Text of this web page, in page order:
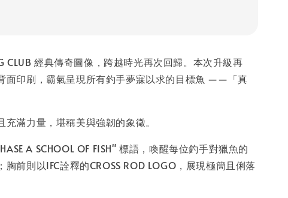
CLUB 經典傳奇圖像，跨越時光再次回歸。本次升級再
面印刷，霸氣呈現所有釣手夢寐以求的目標魚 ——「真
充滿力量，堪稱美與強韌的象徵。
A SCHOOL OF FISH" 標語，喚醒每位釣手對獵魚的
胸前則以IFC詮釋的CROSS ROD LOGO，展現極簡且俐落